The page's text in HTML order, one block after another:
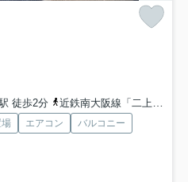
徒歩2分
近鉄南大阪線「二上山」駅 徒歩16分
エアコン
バルコニー